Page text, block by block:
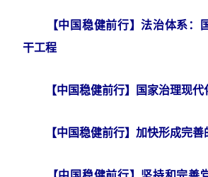
【中国稳健前行】法治体系：
干工程
【中国稳健前行】国家治理现代
【中国稳健前行】加快形成完善